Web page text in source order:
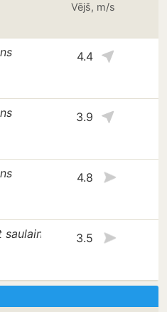
Vējš, m/s
4.4
3.9
4.8
3.5